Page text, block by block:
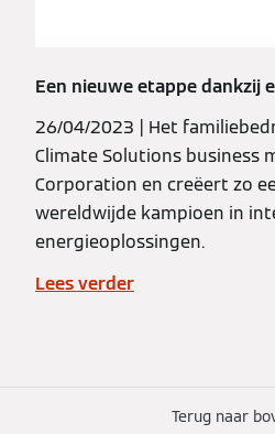
Een nieuwe etappe dankzij
26/04/2023 | Het
Climate Solutions business
Corporation en creëert zo
wereldwijde kampioen in
energieoplossingen.
Lees verder
Terug naar